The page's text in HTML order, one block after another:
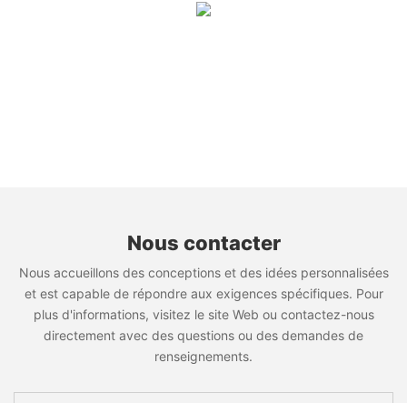
Nous contacter
Nous accueillons des conceptions et des idées personnalisées
et est capable de répondre aux exigences spécifiques. Pour
plus d'informations, visitez le site Web ou contactez-nous
directement avec des questions ou des demandes de
renseignements.